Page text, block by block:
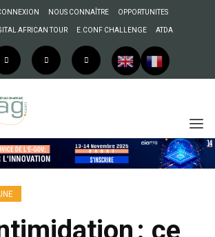
NOUS CONNAÎTRE OPPORTUNITES
AFRICAN TOUR E.CONF CHALLENGE ATDA